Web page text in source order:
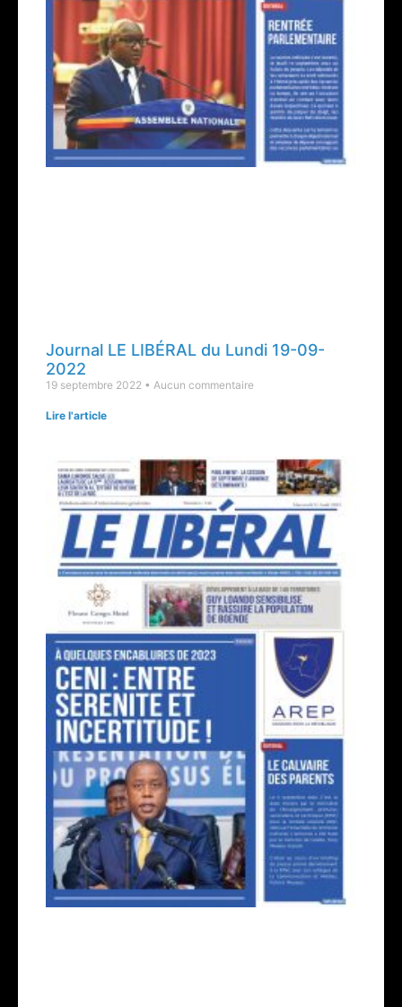
Journal LE LIBÉRAL du Lundi 19-09-
2022
19 septembre 2022 Aucun commentaire
Lire l'article